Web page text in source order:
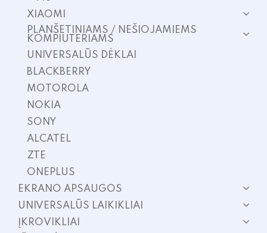
XIAOMI
PLANŠETINIAMS / NEŠIOJAMIEMS
KOMPIUTERIAMS
UNIVERSALŪS DĖKLAI
BLACKBERRY
MOTOROLA
NOKIA
SONY
ALCATEL
ZTE
ONEPLUS
EKRANO APSAUGOS
UNIVERSALŪS LAIKIKLIAI
ĮKROVIKLIAI